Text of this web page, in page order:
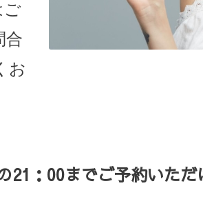
ご
合
お
21 ： 00までご予約いただ